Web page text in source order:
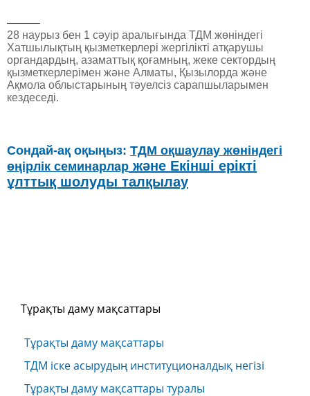
———
28 наурыз бен 1 сәуір аралығында ТДМ жөніндегі
Хатшылықтың қызметкерлері жергілікті атқарушы
органдардың, азаматтық қоғамның, жеке сектордың
қызметкерлерімен және Алматы, Қызылорда және
Ақмола облыстарының тәуелсіз сарапшыларымен
кездеседі.
Сондай-ақ оқыңыз: ТДМ оқшаулау жөніндегі
өңірлік семинарлар және Екінші ерікті
ұлттық шолуды талқылау
Тұрақты даму мақсаттары
Тұрақты даму мақсаттары
ТДМ іске асырудың институционалдық негізі
Тұрақты даму мақсаттары туралы